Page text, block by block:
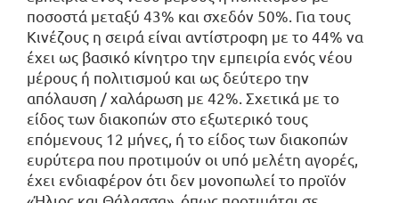
ποσοστά μεταξύ 43% και σχεδόν 50%. Για τους
Κινέζους η σειρά είναι αντίστροφη με το 44% να
έχει ως βασικό κίνητρο την εμπειρία ενός νέου
μέρους ή πολιτισμού και ως δεύτερο την
απόλαυση / χαλάρωση με 42%. Σχετικά με το
είδος των διακοπών στο εξωτερικό τους
επόμενους 12 μήνες, ή το είδος των διακοπών
ευρύτερα που προτιμούν οι υπό μελέτη αγορές,
έχει ενδιαφέρον ότι δεν μονοπωλεί το προϊόν